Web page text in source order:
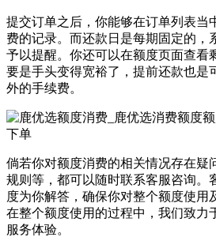
提交订单之后，你能够在订单列表当
费的记录。而还款日是每期固定的，
予以提醒。你还可以在额度页面查看
要是手头变得宽裕了，提前还款也是
外的手续费。
倘若你对额度消费的相关情况存在疑
规则等，都可以随时联系客服咨询。
度为你解答，确保你对整个额度使用
在整个额度使用的过程中，我们致力
服务体验。